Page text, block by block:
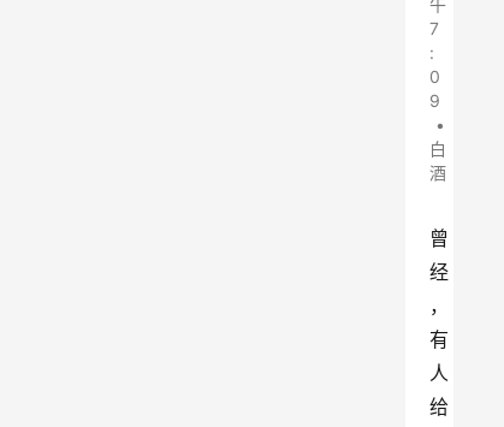
午
7
:
0
9
•
白
酒
曾
经
，
有
人
给